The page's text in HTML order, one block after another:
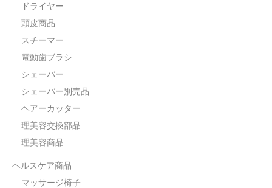
ドライヤー
頭皮商品
スチーマー
電動歯ブラシ
シェーバー
シェーバー別売品
ヘアーカッター
理美容交換部品
理美容商品
ヘルスケア商品
マッサージ椅子